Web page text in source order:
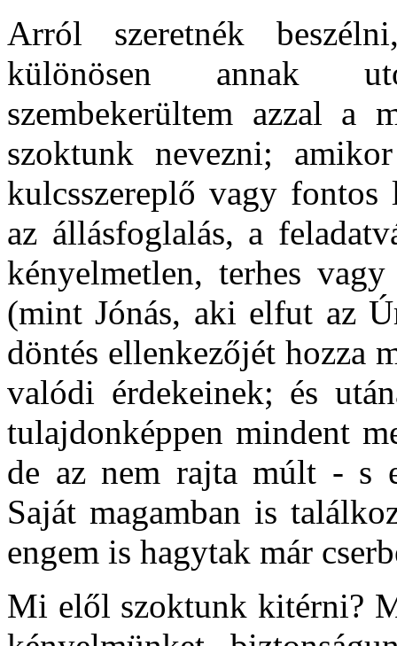
Arról szeretnék
különösen annak
szembekerültem azzal a
szoktunk nevezni;
kulcsszereplő vagy fontos
az állásfoglalás, a
kényelmetlen, terhes
(mint Jónás, aki elfut az
döntés ellenkezőjét hozza
valódi érdekeinek; és
tulajdonképpen mindent
de az nem rajta múlt - s
Saját magamban is
engem is hagytak már
Mi elől szoktunk kitérni?